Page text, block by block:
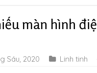
màn hình
Sáu, 2020 Linh tinh